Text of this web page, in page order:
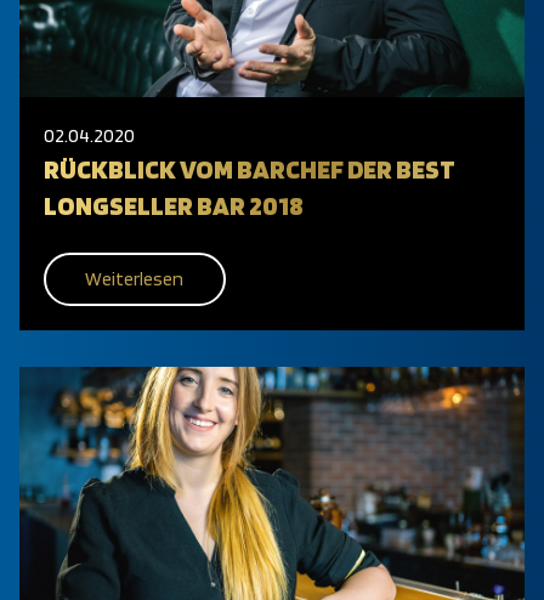
02.04.2020
RÜCKBLICK VOM BARCHEF DER BEST
LONGSELLER BAR 2018
Weiterlesen